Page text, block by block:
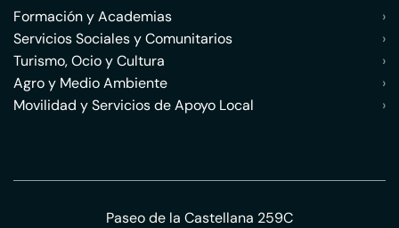
Formación y Academias
›
Servicios Sociales y Comunitarios
›
Turismo, Ocio y Cultura
›
Agro y Medio Ambiente
›
Movilidad y Servicios de Apoyo Local
›
Paseo de la Castellana 259C